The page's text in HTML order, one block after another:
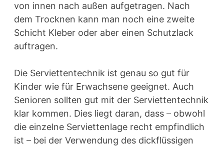
von innen nach außen aufgetragen. Nach
dem Trocknen kann man noch eine zweite
Schicht Kleber oder aber einen Schutzlack
auftragen.
Die Serviettentechnik ist genau so gut für
Kinder wie für Erwachsene geeignet. Auch
Senioren sollten gut mit der Serviettentechnik
klar kommen. Dies liegt daran, dass – obwohl
die einzelne Serviettenlage recht empfindlich
ist – bei der Verwendung des dickflüssigen